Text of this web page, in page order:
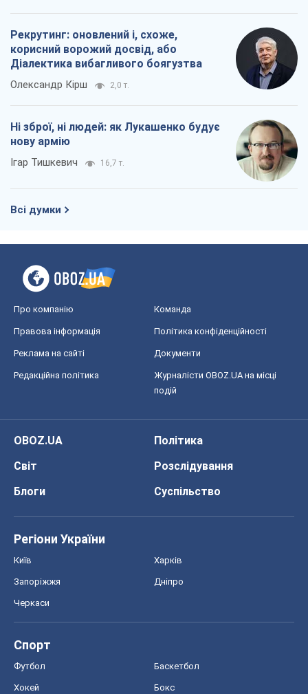
Рекрутинг: оновлений і, схоже,
корисний ворожий досвід, або
Діалектика вибагливого боягузтва
Олександр Кірш 2,0 т.
Ні зброї, ні людей: як Лукашенко будує
нову армію
Ігар Тишкевич 16,7 т.
Всі думки
Про компанію Команда
Правова інформація Політика конфіденційності
Реклама на сайті Документи
Редакційна політика
Журналісти OBOZ.UA на місці
подій
OBOZ.UA
Політика
Світ
Розслідування
Блоги
Суспільство
Регіони України
Київ Харків
Запоріжжя Дніпро
Черкаси
Спорт
Футбол Баскетбол
Хокей Бокс